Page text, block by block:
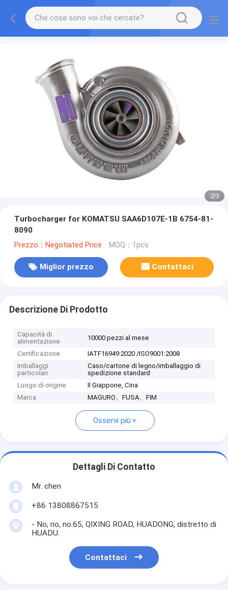
2/3
Turbocharger for KOMATSU SAA6D107E-1B 6754-81-
8090
Prezzo：Negotiated Price MOQ：1pcs
Miglior prezzo Contattaci
Descrizione Di Prodotto
Capacità di
alimentazione
10000 pezzi al mese
Certificazione
IATF16949:2020 /ISO9001:2008
Imballaggi
particolari
Caso/cartone di legno/imballaggio di
spedizione standard
Luogo di origine
Il Giappone, Cina
Marca
MAGURO、FUSA、FIM
Osservi più
Dettagli Di Contatto
Mr. chen
+86 13808867515
- No, no, no.65, QIXING ROAD, HUADONG, distretto di
HUADU.
Contattaci